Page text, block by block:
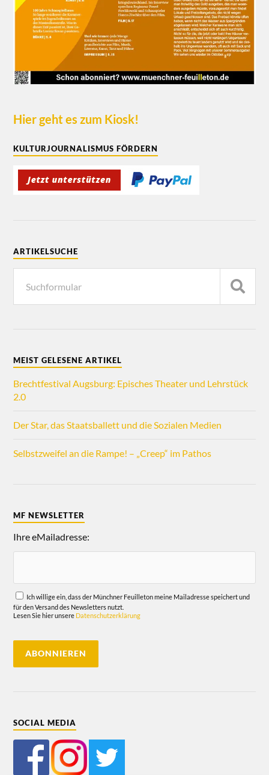
Hier geht es zum Kiosk!
KULTURJOURNALISMUS FÖRDERN
ARTIKELSUCHE
MEIST GELESENE ARTIKEL
Brechtfestival Augsburg: Episches Theater und Lehrstück
2.0
Der Star, das Staatsballett und die Sozialen Medien
Selbstzweifel an die Rampe! – „Creep“ im Pathos
MF NEWSLETTER
Ihre eMailadresse:
Ich willige ein, dass der Münchner Feuilleton meine Mailadresse speichert und
für den Versand des Newsletters nutzt.
Lesen Sie hier unsere Datenschutzerklärung
SOCIAL MEDIA